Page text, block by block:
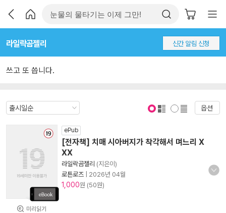
라일락곰젤리 신간 알림 신청
쓰고 또 씁니다.
옵션
미리읽기
ePub
[전자책] 치매 시아버지가 착각해서 며느리 X
XX
라일락곰젤리 (지은이)
로튼로즈
2026년 04월
1,000원 (50원)